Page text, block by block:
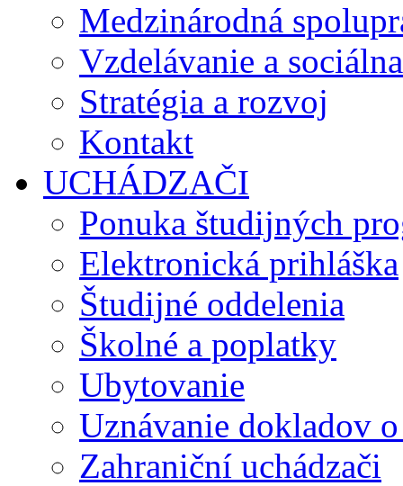
Medzinárodná
Vzdelávanie a
Stratégia a rozvoj
Kontakt
UCHÁDZAČI
Ponuka študijných
Elektronická prihláška
Študijné oddelenia
Školné a poplatky
Ubytovanie
Uznávanie dokladov
Zahraniční uchádzači